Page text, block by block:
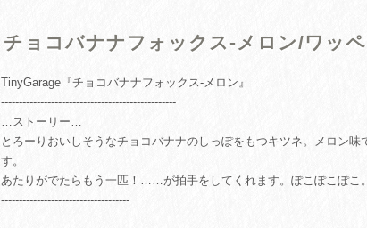
チョコバナナフォックス-メロン/ワッ
TinyGarage『チョコバナナフォックス-メロン』
-------------------------------------------------
…ストーリー…
とろーりおいしそうなチョコバナナのしっぽをもつキツネ。メロン味
す。
あたりがでたらもう一匹！……が拍手をしてくれます。ぽこぽこぽこ。
------------------------------------